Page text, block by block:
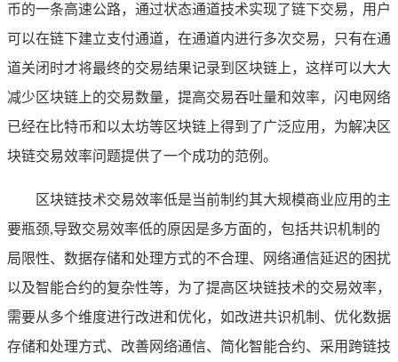
币的一条高速公路，通过状态通道技术实现了链下交易，用户
可以在链下建立支付通道，在通道内进行多次交易，只有在通
道关闭时才将最终的交易结果记录到区块链上，这样可以大大
减少区块链上的交易数量，提高交易吞吐量和效率，闪电网络
已经在比特币和以太坊等区块链上得到了广泛应用，为解决区
块链交易效率问题提供了一个成功的范例。
区块链技术交易效率低是当前制约其大规模商业应用的主
要瓶颈,导致交易效率低的原因是多方面的，包括共识机制的
局限性、数据存储和处理方式的不合理、网络通信延迟的困扰
以及智能合约的复杂性等，为了提高区块链技术的交易效率，
需要从多个维度进行改进和优化，如改进共识机制、优化数据
存储和处理方式、改善网络通信、简化智能合约、采用跨链技